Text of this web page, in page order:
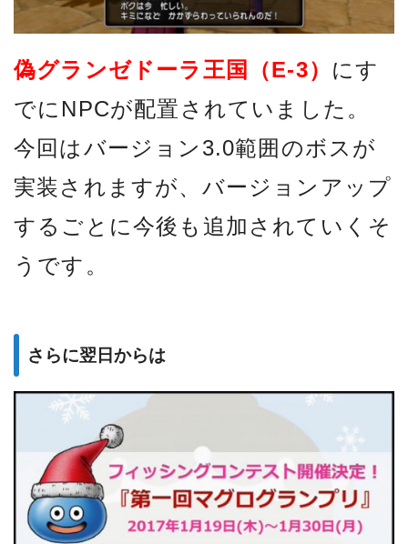
偽グランゼドーラ王国（E-3） にす
でにNPCが配置されていました。
今回はバージョン3.0範囲のボスが
実装されますが、バージョンアップ
するごとに今後も追加されていくそ
うです。
さらに翌日からは